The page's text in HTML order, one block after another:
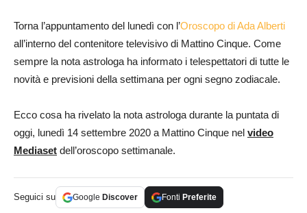
Torna l’appuntamento del lunedì con l’Oroscopo di Ada Alberti
all’interno del contenitore televisivo di Mattino Cinque. Come
sempre la nota astrologa ha informato i telespettatori di tutte le
novità e previsioni della settimana per ogni segno zodiacale.
Ecco cosa ha rivelato la nota astrologa durante la puntata di
oggi, lunedì 14 settembre 2020 a Mattino Cinque nel video
Mediaset dell’oroscopo settimanale.
Seguici su Google Discover Fonti Preferite